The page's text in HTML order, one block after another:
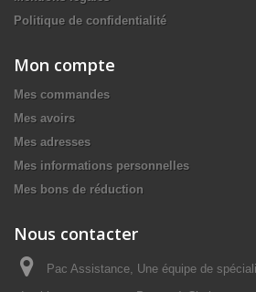
Politique de confidentialité
Mon compte
Mes commandes
Mes avoirs
Mes adresses
Mes informations personnelles
Mes bons de réduction
Nous contacter
Pac Assistance, Une équipe de